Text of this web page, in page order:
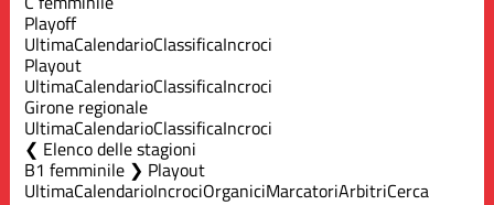
Playoff
UltimaCalendarioClassificaIncroci
Playout
UltimaCalendarioClassificaIncroci
Girone regionale
UltimaCalendarioClassificaIncroci
Elenco delle stagioni
B1 femminile ❯ Playout
UltimaCalendarioIncrociOrganiciMarcatoriArbitriCerca